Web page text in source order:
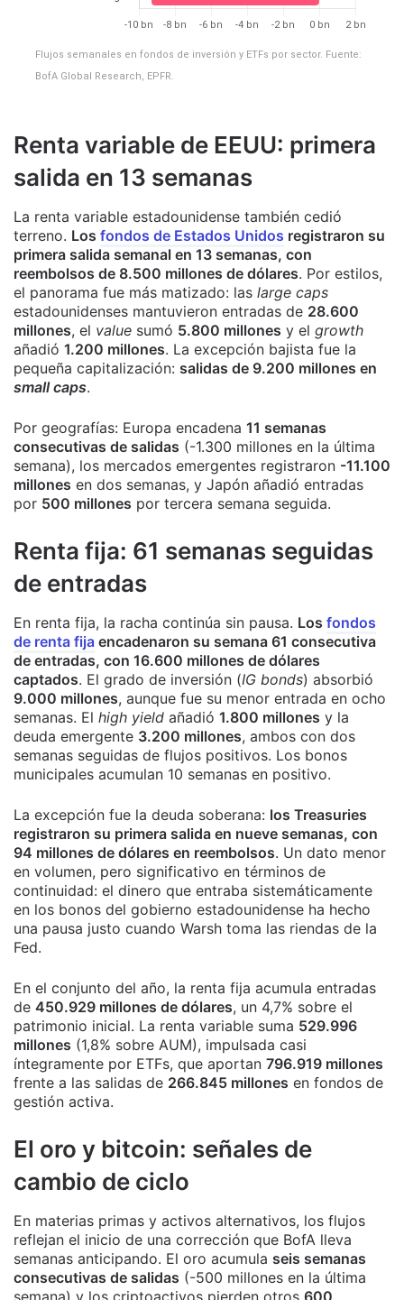
Flujos semanales en fondos de inversión y ETFs por sector. Fuente:
BofA Global Research, EPFR.
Renta variable de EEUU: primera
salida en 13 semanas
La renta variable estadounidense también cedió
terreno. Los fondos de Estados Unidos registraron su
primera salida semanal en 13 semanas, con
reembolsos de 8.500 millones de dólares. Por estilos,
el panorama fue más matizado: las large caps
estadounidenses mantuvieron entradas de 28.600
millones, el value sumó 5.800 millones y el growth
añadió 1.200 millones. La excepción bajista fue la
pequeña capitalización: salidas de 9.200 millones en
small caps.
Por geografías: Europa encadena 11 semanas
consecutivas de salidas (-1.300 millones en la última
semana), los mercados emergentes registraron -11.100
millones en dos semanas, y Japón añadió entradas
por 500 millones por tercera semana seguida.
Renta fija: 61 semanas seguidas
de entradas
En renta fija, la racha continúa sin pausa. Los fondos
de renta fija encadenaron su semana 61 consecutiva
de entradas, con 16.600 millones de dólares
captados. El grado de inversión (IG bonds) absorbió
9.000 millones, aunque fue su menor entrada en ocho
semanas. El high yield añadió 1.800 millones y la
deuda emergente 3.200 millones, ambos con dos
semanas seguidas de flujos positivos. Los bonos
municipales acumulan 10 semanas en positivo.
La excepción fue la deuda soberana: los Treasuries
registraron su primera salida en nueve semanas, con
94 millones de dólares en reembolsos. Un dato menor
en volumen, pero significativo en términos de
continuidad: el dinero que entraba sistemáticamente
en los bonos del gobierno estadounidense ha hecho
una pausa justo cuando Warsh toma las riendas de la
Fed.
En el conjunto del año, la renta fija acumula entradas
de 450.929 millones de dólares, un 4,7% sobre el
patrimonio inicial. La renta variable suma 529.996
millones (1,8% sobre AUM), impulsada casi
íntegramente por ETFs, que aportan 796.919 millones
frente a las salidas de 266.845 millones en fondos de
gestión activa.
El oro y bitcoin: señales de
cambio de ciclo
En materias primas y activos alternativos, los flujos
reflejan el inicio de una corrección que BofA lleva
semanas anticipando. El oro acumula seis semanas
consecutivas de salidas (-500 millones en la última